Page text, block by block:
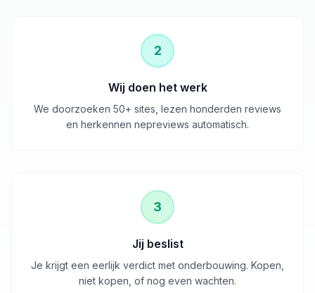
2
Wij doen het werk
We doorzoeken 50+ sites, lezen honderden reviews
en herkennen nepreviews automatisch.
3
Jij beslist
Je krijgt een eerlijk verdict met onderbouwing. Kopen,
niet kopen, of nog even wachten.